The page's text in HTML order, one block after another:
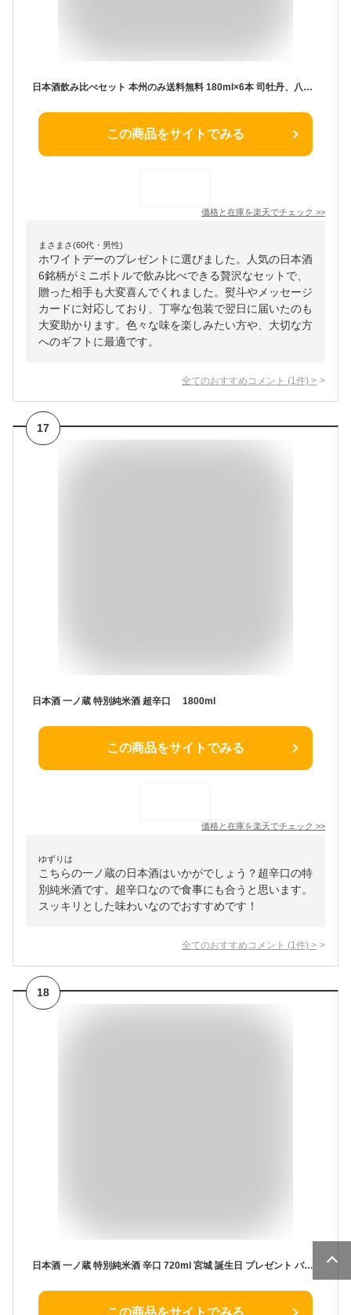
日本酒飲み比べセット 本州のみ送料無料 180ml×6本 司牡丹、八海山、浦霞、一ノ蔵、大七、春鹿 ミニボトル 熨斗対応 包装対応 メッセージカード対応 あす楽 お酒 ホワイトデー プレゼント Gift
この商品をサイトでみる
価格と在庫を楽天でチェック >>
まさまさ(60代・男性)
ホワイトデーのプレゼントに選びました。人気の日本酒
6銘柄がミニボトルで飲み比べできる贅沢なセットで、
贈った相手も大変喜んでくれました。熨斗やメッセージ
カードに対応しており、丁寧な包装で翌日に届いたのも
大変助かります。色々な味を楽しみたい方や、大切な方
へのギフトに最適です。
全てのおすすめコメント (1 件) >
17
日本酒 一ノ蔵 特別純米酒 超辛口 1800ml
この商品をサイトでみる
価格と在庫を楽天でチェック >>
ゆずりは
こちらの一ノ蔵の日本酒はいかがでしょう？超辛口の特
別純米酒です。超辛口なので食事にも合うと思います。
スッキリとした味わいなのでおすすめです！
全てのおすすめコメント (1 件) >
18
日本酒 一ノ蔵 特別純米酒 辛口 720ml 宮城 誕生日 プレゼント バレンタイン お歳暮 ギフト 酒 メッセージカード 熨斗 のし お中元 人気 飲み比べセット 宮崎 酒